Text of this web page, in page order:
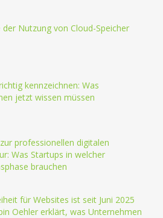
der Nutzung von Cloud-Speicher
kennzeichnen: Was
jetzt wissen müssen
professionellen digitalen
Was Startups in welcher
brauchen
für Websites ist seit Juni 2025
Oehler erklärt, was Unternehmen